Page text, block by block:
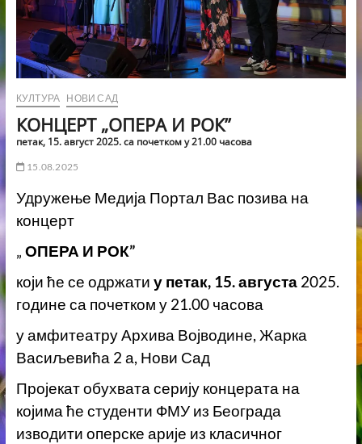
КУЛТУРА НОВИ САД
КОНЦЕРТ „ОПЕРА И РОК”
петак, 15. aвгуст 2025. са почетком у 21.00 часова
15.08.2025
Удружење Медија Портал Вас позива на
концерт
„ ОПЕРА И РОК”
који ће се одржати у петак, 15. августа2025.
године са почетком у 21.00 часова
у амфитеатру Архива Војводине, Жарка
Васиљевића 2 а, Нови Сад
Пројекат обухвата серију концерата на
којима ће студенти ФМУ из Београда
изводити оперске арије из класичног